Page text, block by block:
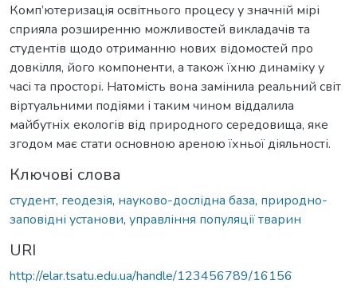
Комп’ютеризація освітнього процесу у значній мірі
сприяла розширенню можливостей викладачів та
студентів щодо отриманню нових відомостей про
довкілля, його компоненти, а також їхню динаміку у
часі та просторі. Натомість вона замінила реальний світ
віртуальними подіями і таким чином віддалила
майбутніх екологів від природного середовища, яке
згодом має стати основною ареною їхньої діяльності.
Ключові слова
студент, геодезія, науково-дослідна база, природно-
заповідні установи, управління популяції тварин
URI
http://elar.tsatu.edu.ua/handle/123456789/16156